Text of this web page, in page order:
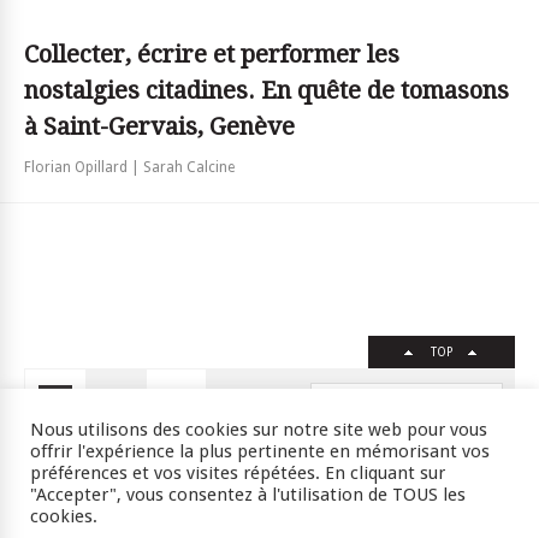
Collecter, écrire et performer les
nostalgies citadines. En quête de tomasons
à Saint-Gervais, Genève
Florian Opillard | Sarah Calcine
TOP
Crédits RSS Plan du site
Nous utilisons des cookies sur notre site web pour vous
offrir l'expérience la plus pertinente en mémorisant vos
préférences et vos visites répétées. En cliquant sur
"Accepter", vous consentez à l'utilisation de TOUS les
cookies.